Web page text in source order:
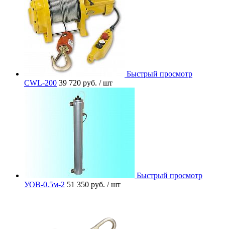
Быстрый просмотр
CWL-200 39 720 руб. / шт
Быстрый просмотр
УОВ-0.5м-2 51 350 руб. / шт